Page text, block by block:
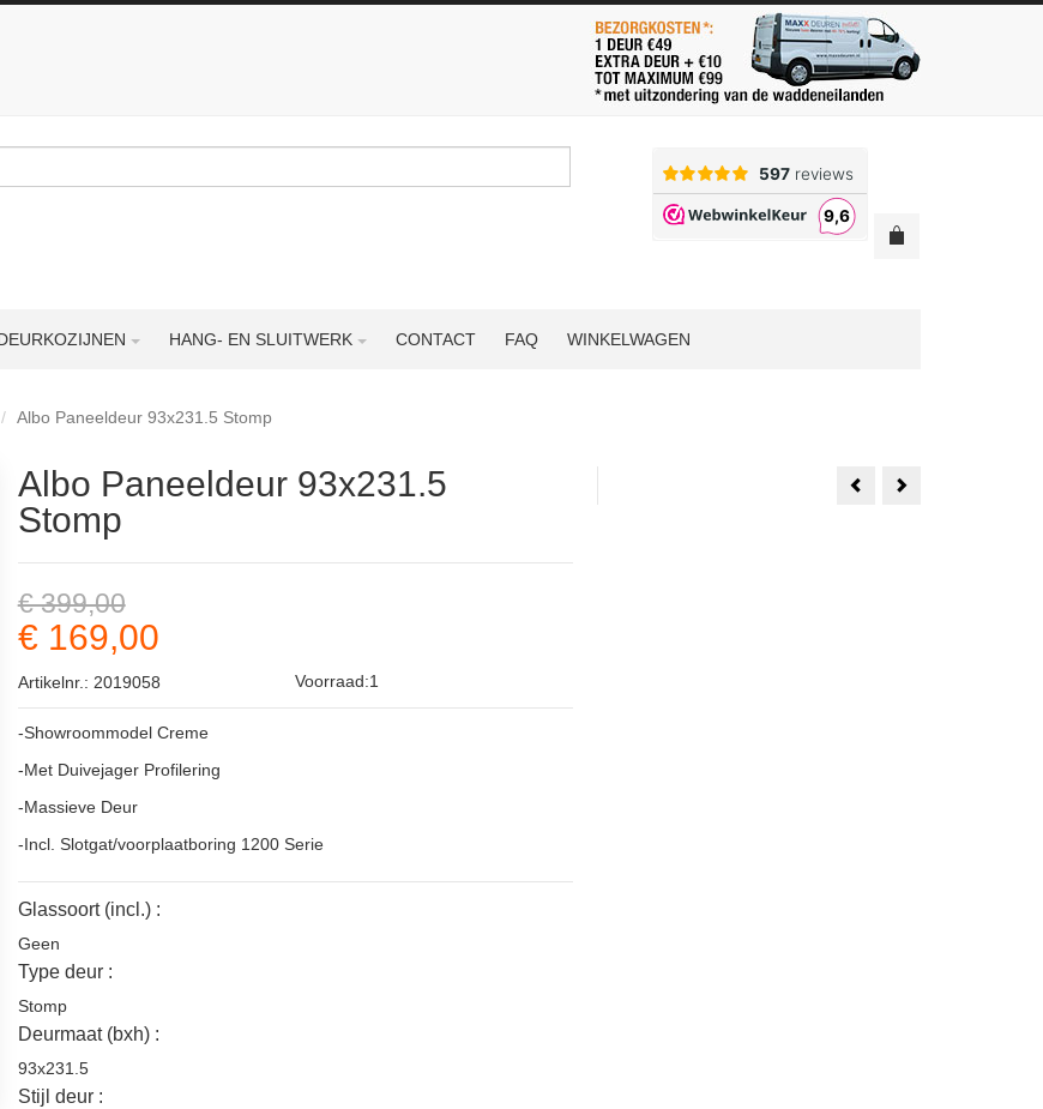
HANG- EN SLUITWERK CONTACT FAQ WINKELWAGEN
Albo Paneeldeur 93x231.5 Stomp
Albo Paneeldeur 93x231.5
Stomp
€ 399,00
€ 169,00
Voorraad:1
Artikelnr.: 2019058
-Showroommodel Creme
-Met Duivejager Profilering
-Massieve Deur
-Incl. Slotgat/voorplaatboring 1200 Serie
Glassoort (incl.) :
Geen
Type deur :
Stomp
Deurmaat (bxh) :
93x231.5
Stijl deur :
Freeslijn-Albo